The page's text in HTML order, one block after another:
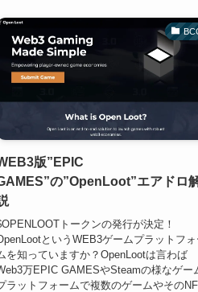
版”EPIC
の”OpenLoot”エアドロ
トークンの発行が決定！
というWEB3ゲームプラットフォ
を知っていますか？OpenLootは言わば
万EPIC GAMESやSteamの様なゲー
ラットフォームで複数のゲームやその